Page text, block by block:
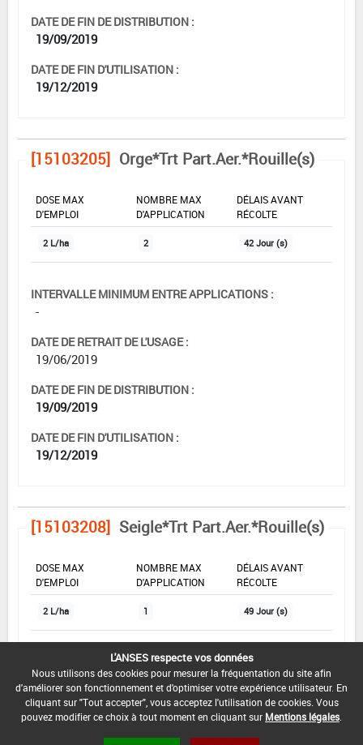
DATE DE FIN DE DISTRIBUTION :
19/09/2019
DATE DE FIN D'UTILISATION :
19/12/2019
[15103205] Orge*Trt Part.Aer.*Rouille(s)
DOSE MAX
D'EMPLOI
NOMBRE MAX
D'APPLICATION
DÉLAIS AVANT
RÉCOLTE
2 L/ha 2 42 Jour (s)
INTERVALLE MINIMUM ENTRE APPLICATIONS :
-
DATE DE RETRAIT DE L'USAGE :
19/06/2019
DATE DE FIN DE DISTRIBUTION :
19/09/2019
DATE DE FIN D'UTILISATION :
19/12/2019
[15103208] Seigle*Trt Part.Aer.*Rouille(s)
DOSE MAX
D'EMPLOI
NOMBRE MAX
D'APPLICATION
DÉLAIS AVANT
RÉCOLTE
2 L/ha 1 49 Jour (s)
INTERVALLE MINIMUM ENTRE APPLICATIONS :
-
DATE DE RETRAIT DE L'USAGE :
L'ANSES respecte vos données
Nous utilisons des cookies pour mesurer la fréquentation du site afin
d'améliorer son fonctionnement et d'optimiser votre expérience utilisateur. En
cliquant sur "Tout accepter", vous acceptez l'utilisation de cookies. Vous
pouvez modifier ce choix à tout moment en cliquant sur Mentions légales